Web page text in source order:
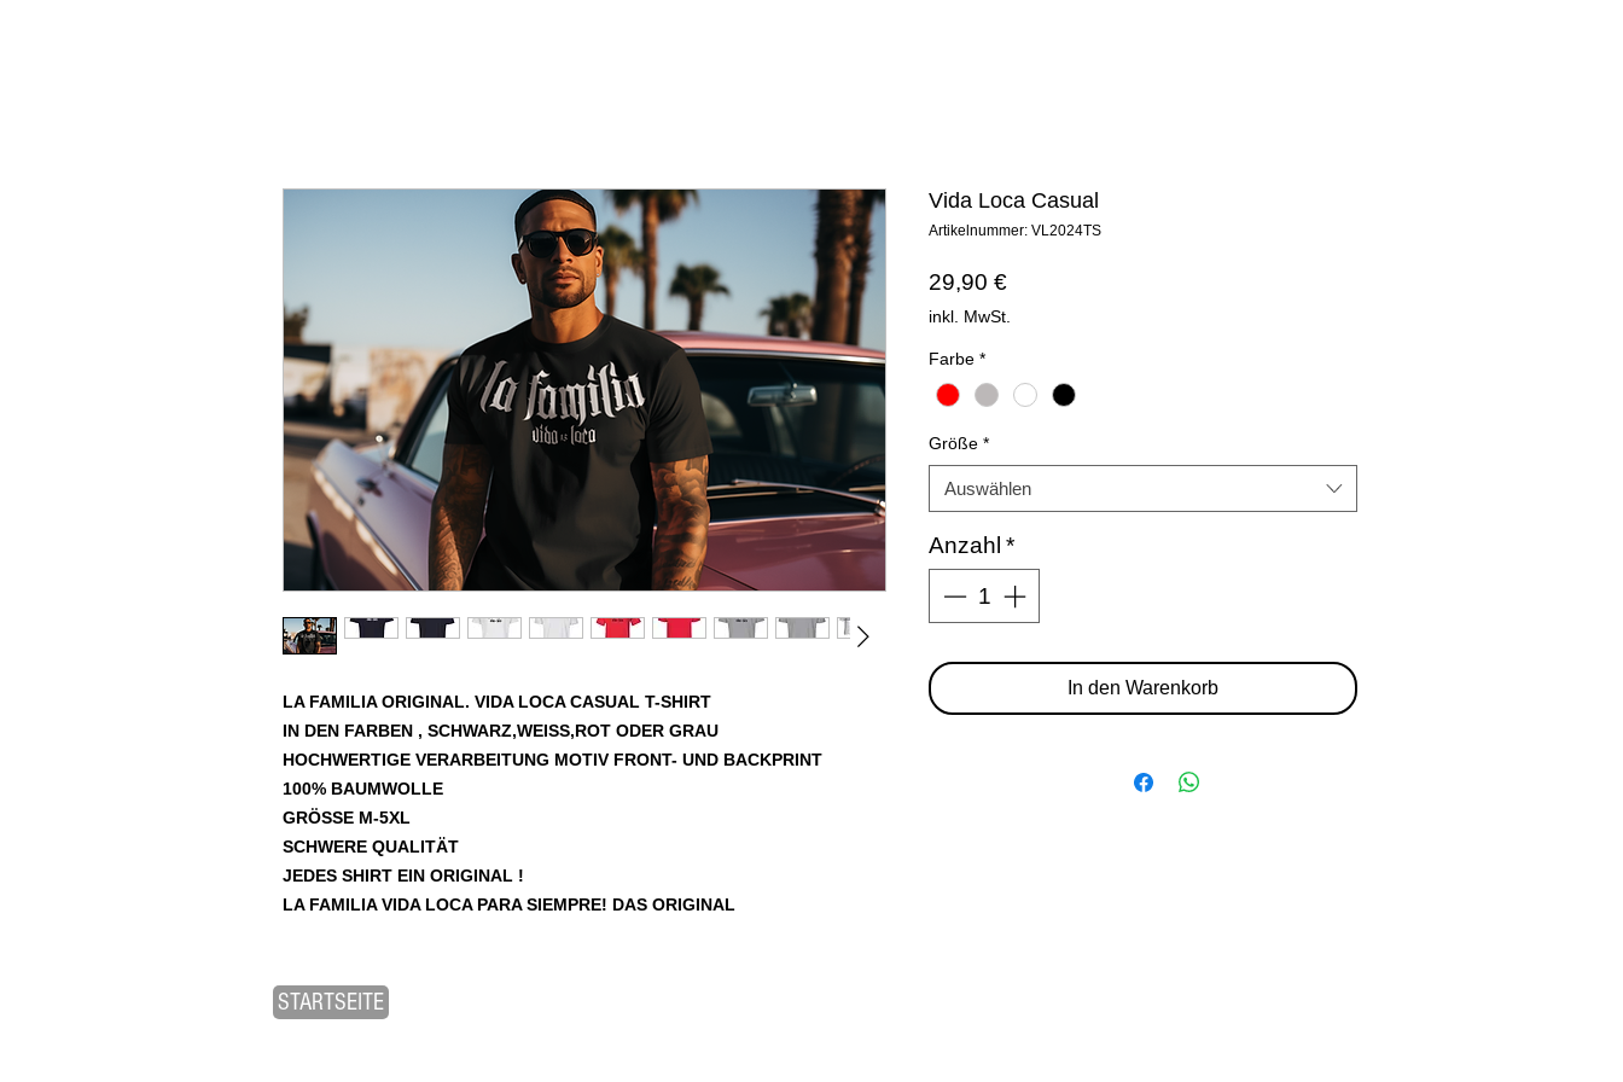
LA FAMILIA ORIGINAL. VIDA LOCA CASUAL T-SHIRT
IN DEN FARBEN , SCHWARZ,WEISS,ROT ODER GRAU
HOCHWERTIGE VERARBEITUNG MOTIV FRONT- UND BACKPRINT
100% BAUMWOLLE
GRÖSSE M-5XL
SCHWERE QUALITÄT
JEDES SHIRT EIN ORIGINAL !
LA FAMILIA VIDA LOCA PARA SIEMPRE! DAS ORIGINAL
Vida Loca Casual
Artikelnummer: VL2024TS
29,90 €Preis
inkl. MwSt.
Farbe *
Größe *
Auswählen
Anzahl *
In den Warenkorb
STARTSEITE